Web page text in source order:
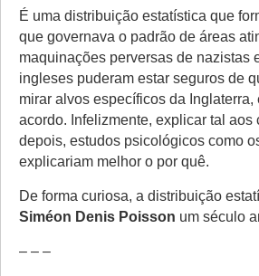
É uma distribuição estatística que
que governava o padrão de áreas
maquinações perversas de nazistas
ingleses puderam estar seguros de
mirar alvos específicos da
acordo. Infelizmente, explicar tal
depois, estudos psicológicos como
explicariam melhor o por quê.
De forma curiosa, a distribuição
Siméon Denis Poisson um século
– – –